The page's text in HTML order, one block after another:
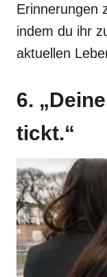
Erinnerungen
indem du ihr
aktuellen
6.
tickt.“